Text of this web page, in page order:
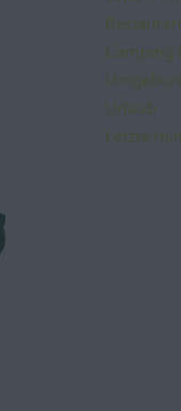
Camping
Urlaub
Letzte